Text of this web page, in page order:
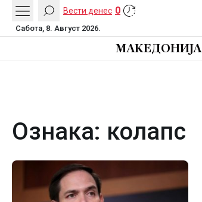
Вести денес 0
Сабота, 8. Август 2026.
МАКЕДОНИЈА
Ознака: колапс